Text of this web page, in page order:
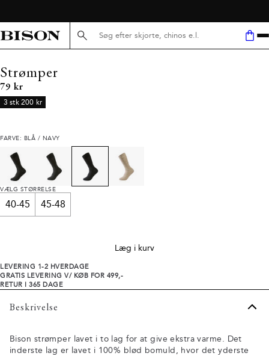
Søg her...
Strømper
I alt (inkl. rabat)
79 kr
3 stk 200 kr
FARVE: BLÅ / NAVY
VÆLG STØRRELSE
40-45 45-48
Læg i kurv
LEVERING 1-2 HVERDAGE
GRATIS LEVERING V/ KØB FOR 499,-
RETUR I 365 DAGE
Beskrivelse
Bison strømper lavet i to lag for at give ekstra varme. Det
inderste lag er lavet i 100% blød bomuld, hvor det yderste